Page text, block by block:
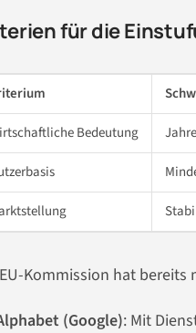
für die
Bedeutung
Kommission hat
(Google): Mit